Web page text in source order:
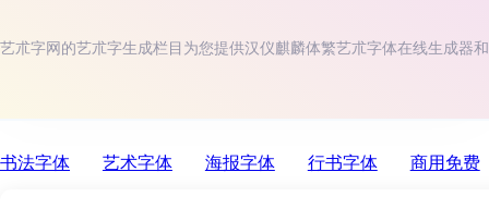
艺朮字网的艺朮字生成栏目为您提供汉仪麒麟体繁艺朮字体在线生成器
书法字体 艺术字体 海报字体 行书字体 商用免费